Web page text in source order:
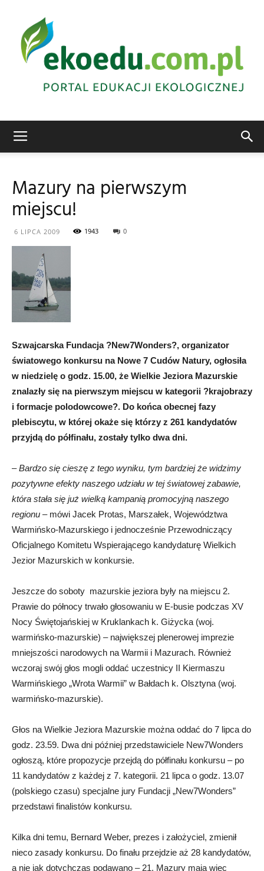
ekologiczna
Mazury na pierwszym
miejscu!
6 LIPCA 2009 1943 0
Szwajcarska Fundacja ?New7Wonders?, organizator
światowego konkursu na Nowe 7 Cudów Natury, ogłosiła
w niedzielę o godz. 15.00, że Wielkie Jeziora Mazurskie
znalazły się na pierwszym miejscu w kategorii ?krajobrazy
i formacje polodowcowe?. Do końca obecnej fazy
plebiscytu, w której okaże się którzy z 261 kandydatów
przyjdą do półfinału, zostały tylko dwa dni.
–Bardzo się cieszę z tego wyniku, tym bardziej że widzimy
pozytywne efekty naszego udziału w tej światowej zabawie,
która stała się już wielką kampanią promocyjną naszego
regionu – mówi Jacek Protas, Marszałek, Województwa
Warmińsko-Mazurskiego i jednocześnie Przewodniczący
Oficjalnego Komitetu Wspierającego kandydaturę Wielkich
Jezior Mazurskich w konkursie.
Jeszcze do soboty mazurskie jeziora były na miejscu 2.
Prawie do północy trwało głosowaniu w E-busie podczas XV
Nocy Świętojańskiej w Kruklankach k. Giżycka (woj.
warmińsko-mazurskie) – największej plenerowej imprezie
mniejszości narodowych na Warmii i Mazurach. Również
wczoraj swój głos mogli oddać uczestnicy II Kiermaszu
Warmińskiego „Wrota Warmii” w Bałdach k. Olsztyna (woj.
warmińsko-mazurskie).
Głos na Wielkie Jeziora Mazurskie można oddać do 7 lipca do
godz. 23.59. Dwa dni później przedstawiciele New7Wonders
ogłoszą, które propozycje przejdą do półfinału konkursu – po
11 kandydatów z każdej z 7. kategorii. 21 lipca o godz. 13.07
(polskiego czasu) specjalne jury Fundacji „New7Wonders”
przedstawi finalistów konkursu.
Kilka dni temu, Bernard Weber, prezes i założyciel, zmienił
nieco zasady konkursu. Do finału przejdzie aż 28 kandydatów,
a nie jak dotychczas podawano – 21. Mazury mają więc